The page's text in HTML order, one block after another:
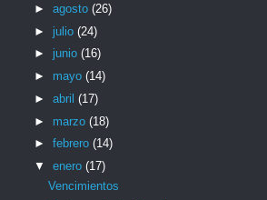
► agosto (26)
► julio (24)
► junio (16)
► mayo (14)
► abril (17)
► marzo (18)
► febrero (14)
▼ enero (17)
Vencimientos